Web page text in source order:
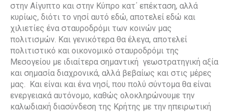
στην Αίγυπτο και στην Κύπρο κατ΄ επέκταση, αλλά
κυρίως, διότι το νησί αυτό εδώ, αποτελεί εδώ και
χιλιετίες ένα σταυροδρόμι των κοινών μας
πολιτισμών. Και γενικότερα θα έλεγα, αποτελεί
πολιτιστικό και οικονομικό σταυροδρόμι της
Μεσογείου με ιδιαίτερα σημαντική γεωστρατηγική αξία
και σημασία διαχρονικά, αλλά βεβαίως και στις μέρες
μας. Και είναι και ένα νησί, που πολύ σύντομα θα είναι
ενεργειακά αυτόνομο, καθώς ολοκληρώνουμε την
καλωδιακή διασύνδεση της Κρήτης με την ηπειρωτική